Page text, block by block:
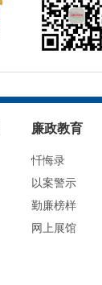
廉政教育
忏悔录
以案警示
勤廉榜样
网上展馆